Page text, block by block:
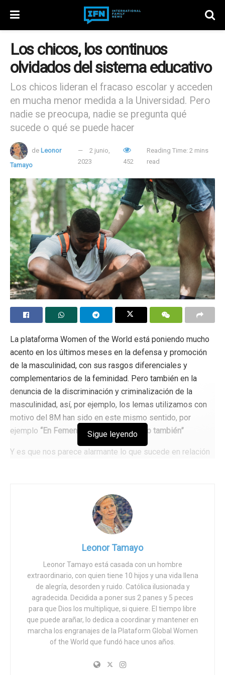
Los chicos, los continuos
olvidados del sistema educativo
Los chicos lideran el fracaso escolar y acceden
en mucha menor medida a la Universidad. Pero
nadie se preocupa, nadie se pregunta qué
sucede o qué se puede hacer
de Leonor
Tamayo
2 junio,
2023
452
Reading Time: 2 mins
read
La plataforma Women of the World está poniendo mucho
acento en los últimos meses en la defensa y promoción
de la masculinidad, con sus rasgos diferenciales y
complementarios de la feminidad. Pero también en la
denuncia de la discriminación y criminalización de la
masculinidad, así, por ejemplo, los lemas utilizamos con
motivo del 8M han sido en este mismo sentido, por
ejemplo “En Femenino sí y en Masculino también”
Y es que nos parece alarmante lo que sucede en relación
Uno de los elementos alarmantes es en el ámbito
habla y pasa tristemente desapercibido: en España, y en la
gran mayoría de los países occidentales, los chicos
tienen un muy inferior rendimiento escolar.
De forma sistemática y estable lideran el fracaso escolar
y acceden en mucha menor medida a la Universidad. Pero
nadie se preocupa, nadie se pregunta qué sucede o qué
se puede hacer. Sólo importa la educación de las chicas.
Sigue leyendo
Leonor Tamayo
Leonor Tamayo está casada con un hombre
extraordinario, con quien tiene 10 hijos y una vida llena
de alegría, desorden y ruido. Católica ilusionada y
agradecida. Decidida a poner sus 2 panes y 5 peces
para que Dios los multiplique, si quiere. El tiempo libre
que puede arañar, lo dedica a coordinar y mantener en
marcha los engranajes de la Plataform Global Women
of the World que fundó hace unos años.